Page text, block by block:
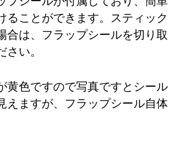
ることができます。スティック
合は、フラップシールを切り取
い。
黄色ですので写真ですとシール
えますが、フラップシール自体